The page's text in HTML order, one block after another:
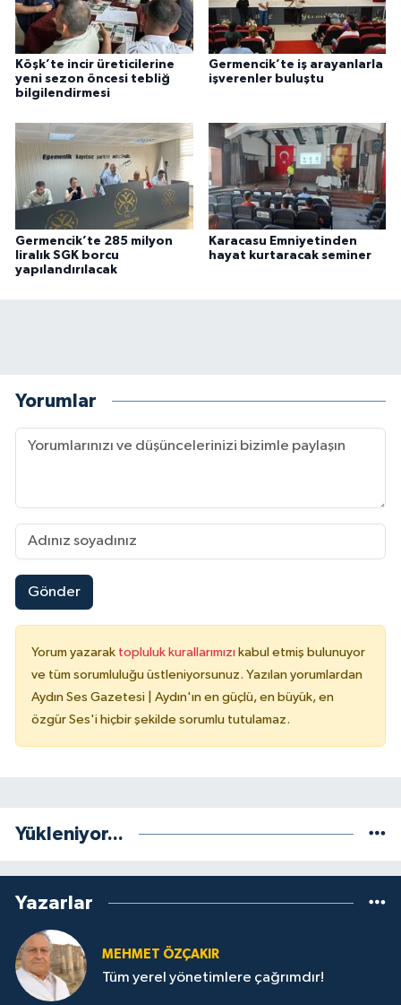
Köşk’te incir üreticilerine
yeni sezon öncesi tebliğ
bilgilendirmesi
Germencik’te iş arayanlarla
işverenler buluştu
Germencik’te 285 milyon
liralık SGK borcu
yapılandırılacak
Karacasu Emniyetinden
hayat kurtaracak seminer
Yorumlar
Gönder
Yorum yazarak topluluk kurallarımızı kabul etmiş bulunuyor
ve tüm sorumluluğu üstleniyorsunuz. Yazılan yorumlardan
Aydın Ses Gazetesi | Aydın'ın en güçlü, en büyük, en
özgür Ses'i hiçbir şekilde sorumlu tutulamaz.
Yükleniyor...
Yazarlar
MEHMET ÖZÇAKIR
Tüm yerel yönetimlere çağrımdır!